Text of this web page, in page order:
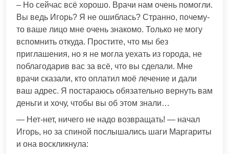
– Но сейчас всё хорошо. Врачи нам очень помогли.
Вы ведь Игорь? Я не ошиблась? Странно, почему-
то ваше лицо мне очень знакомо. Только не могу
вспомнить откуда. Простите, что мы без
приглашения, но я не могла уехать из города, не
поблагодарив вас за всё, что вы сделали. Мне
врачи сказали, кто оплатил моё лечение и дали
ваш адрес. Я постараюсь обязательно вернуть вам
деньги и хочу, чтобы вы об этом знали…
— Нет-нет, ничего не надо возвращать! — начал
Игорь, но за спиной послышались шаги Маргариты
и она воскликнула: